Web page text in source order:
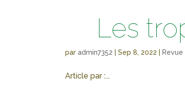
Les
paradmin7352 |Sep 8, 2022
Article par :...